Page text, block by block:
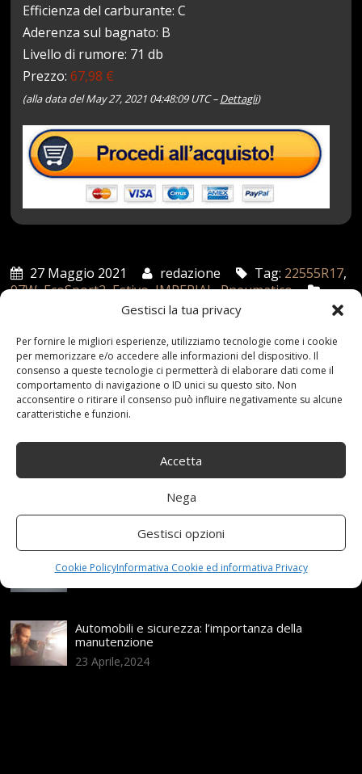
Gestisci la tua privacy
Per fornire le migliori esperienze, utilizziamo tecnologie come i cookie
per memorizzare e/o accedere alle informazioni del dispositivo. Il
consenso a queste tecnologie ci permetterà di elaborare dati come il
comportamento di navigazione o ID unici su questo sito. Non
acconsentire o ritirare il consenso può influire negativamente su alcune
caratteristiche e funzioni.
Accetta
Nega
Gestisci opzioni
Cookie PolicyInformativa Cookie ed informativa Privacy
Efficienza del carburante: C
Aderenza sul bagnato: B
Livello di rumore: 71 db
Prezzo:67,98 €
(alla data del May 27, 2021 04:48:09 UTC –Dettagli)
27 Maggio 2021 redazione Tag: 22555R17,
97W,EcoSport2,Estivo,IMPERIAL,Pneumatico
Articoli recenti
Assicurazione auto e sostituzione lunotto: le cose
Range Rover: un’icona tra i luxury SUV
25 Novembre,2024
Nuova MG ZS Hybrid+: i SUV si fanno ibridi
24 Novembre,2024
Automobili e sicurezza: l’importanza della
manutenzione
23 Aprile,2024